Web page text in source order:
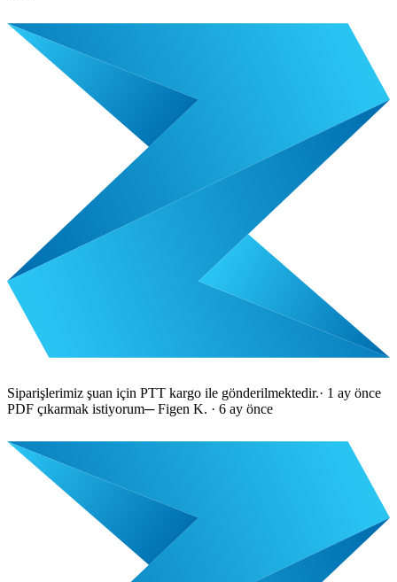
Siparişlerimiz şuan için PTT kargo ile gönderilmektedir.· 1 ay önce
PDF çıkarmak istiyorum─Figen K. · 6 ay önce